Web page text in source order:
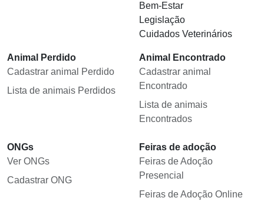
Bem-Estar
Legislação
Cuidados Veterinários
Animal Perdido
Cadastrar animal Perdido
Lista de animais Perdidos
Animal Encontrado
Cadastrar animal
Encontrado
Lista de animais
Encontrados
ONGs
Ver ONGs
Cadastrar ONG
Feiras de adoção
Feiras de Adoção
Presencial
Feiras de Adoção Online